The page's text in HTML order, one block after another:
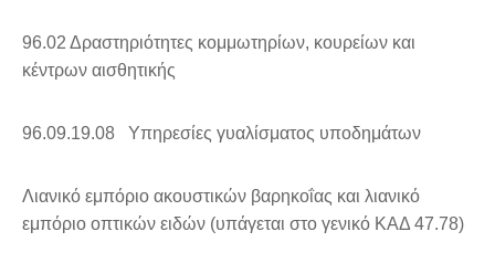
96.02 Δραστηριότητες κομμωτηρίων, κουρείων και
κέντρων αισθητικής
96.09.19.08 Υπηρεσίες γυαλίσματος υποδημάτων
Λιανικό εμπόριο ακουστικών βαρηκοΐας και λιανικό
εμπόριο οπτικών ειδών (υπάγεται στο γενικό ΚΑΔ 47.78)